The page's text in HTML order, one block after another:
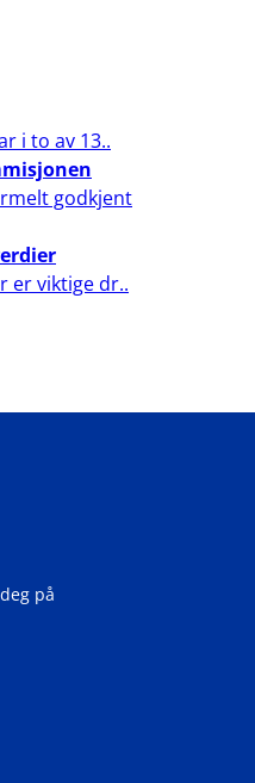
i to av 13..
godkjent
er viktige dr..
på